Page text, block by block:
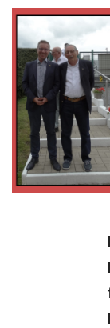
Branding
ARMCHAIR